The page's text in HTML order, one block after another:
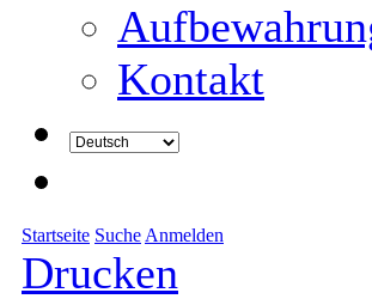
Kontakt
Startseite Suche Anmelden
Drucken